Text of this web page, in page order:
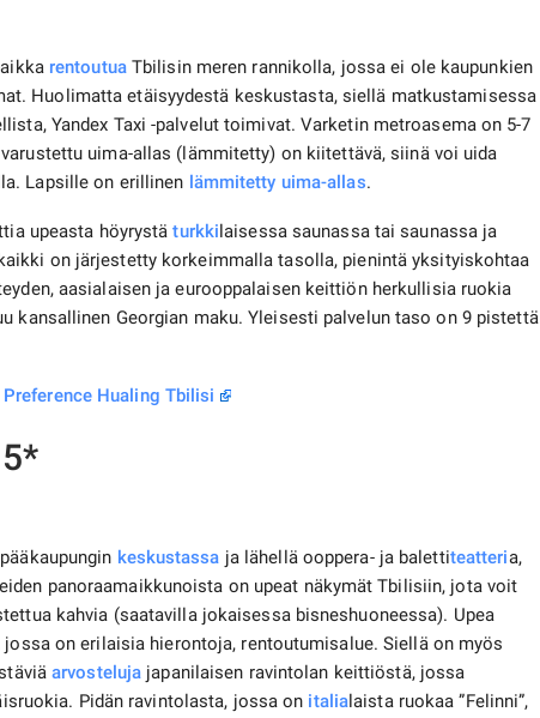
rentoutuaTbilisin meren rannikolla, jossa ei ole kaupunkien
Huolimatta etäisyydestä keskustasta, siellä matkustamisessa
Yandex Taxi -palvelut toimivat. Varketin metroasema on 5-7
uima-allas (lämmitetty) on kiitettävä, siinä voi uida
Lapsille on erillinen lämmitetty uima-allas.
upeasta höyrystäturkkilaisessa saunassa tai saunassa ja
on järjestetty korkeimmalla tasolla, pienintä yksityiskohtaa
aasialaisen ja eurooppalaisen keittiön herkullisia ruokia
kansallinen Georgian maku. Yleisesti palvelun taso on 9 pistettä
Hualing Tbilisi
keskustassa ja lähellä ooppera- ja balettiteatteria,
panoraamaikkunoista on upeat näkymät Tbilisiin, jota voit
kahvia (saatavilla jokaisessa bisneshuoneessa). Upea
on erilaisia ​​hierontoja, rentoutumisalue. Siellä on myös
arvosteluja japanilaisen ravintolan keittiöstä, jossa
Pidän ravintolasta, jossa on italia laista ruokaa ”Felinni”,